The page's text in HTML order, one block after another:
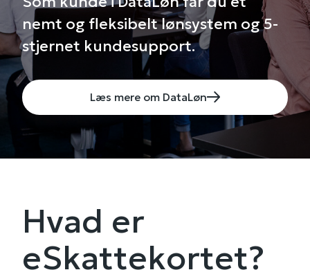
nemt og fleksibelt lønsystem og 5-
stjernet kundesupport.
Læs mere om DataLøn
Hvad er
eSkattekortet?